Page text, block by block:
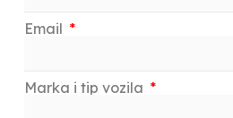
Email
Marka i tip vozila